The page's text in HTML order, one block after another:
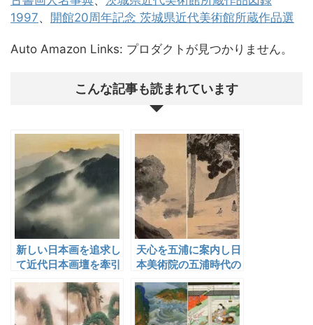
1997、 開館20周年記念 茨城県近代美術館所蔵作品選
Auto Amazon Links: プロダクトが見つかりません。
こんな記事も読まれています
新しい日本画を追求し
て近代日本画壇を牽引
した横山大観
天心を五浦に案内し日
本美術院の五浦時代の
幕開けに関わった飛田
周山